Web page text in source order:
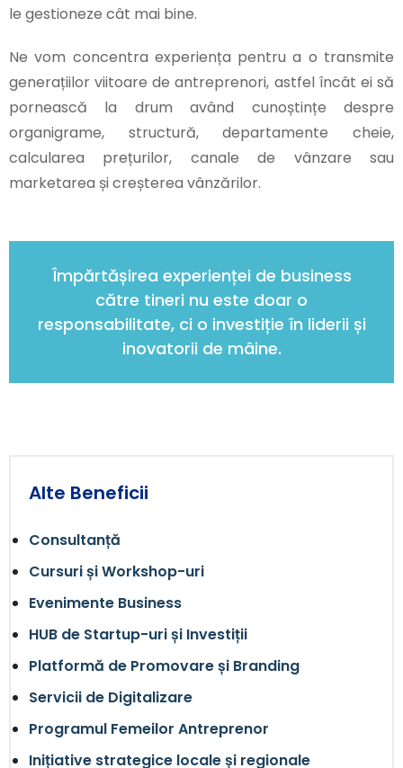
le gestioneze cât mai bine.
Ne vom concentra experiența pentru a o transmite
generațiilor viitoare de antreprenori, astfel încât ei să
pornească la drum având cunoștințe despre
organigrame, structură, departamente cheie,
calcularea prețurilor, canale de vânzare sau
marketarea și creșterea vânzărilor.
Împărtășirea experienței de business
către tineri nu este doar o
responsabilitate, ci o investiție în liderii și
inovatorii de mâine.
Alte Beneficii
Consultanță
Cursuri și Workshop-uri
Evenimente Business
HUB de Startup-uri și Investiții
Platformă de Promovare și Branding
Servicii de Digitalizare
Programul Femeilor Antreprenor
Inițiative strategice locale și regionale